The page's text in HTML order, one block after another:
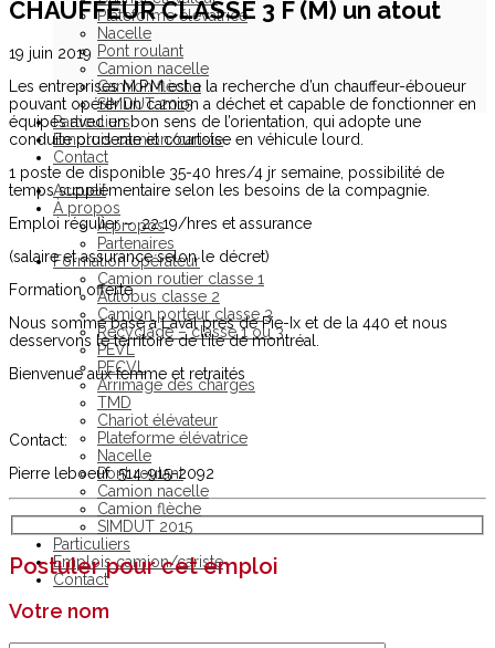
Plateforme élévatrice
Nacelle
Pont roulant
Camion nacelle
Camion flèche
SIMDUT 2015
Particuliers
Emplois camion/cariste
Contact
Accueil
À propos
À propos
Partenaires
Formation opérateur
Camion routier classe 1
Autobus classe 2
Camion porteur classe 3
Recyclage – classe 1 ou 3
PEVL
PECVL
Arrimage des charges
TMD
Chariot élévateur
Plateforme élévatrice
Nacelle
Pont roulant
Camion nacelle
Camion flèche
SIMDUT 2015
Particuliers
Emplois camion/cariste
Contact
CHAUFFEUR CLASSE 3 F (M) un atout
19 juin 2019
Les entreprises M.P.M est a la recherche d’un chauffeur-éboueur
pouvant opérer un camion a déchet et capable de fonctionner en
équipes avec un bon sens de l’orientation, qui adopte une
conduite prudente et courtoise en véhicule lourd.
1 poste de disponible 35-40 hres/4 jr semaine, possibilité de
temps supplémentaire selon les besoins de la compagnie.
Emploi régulier – 22.19/hres et assurance
(salaire et assurance selon le décret)
Formation offerte
Nous somme basé a Laval pres de Pie-Ix et de la 440 et nous
desservons le territoire de l’ile de montréal.
Bienvenue aux femme et retraités
Contact:
Pierre leboeuf 514-915-2092
Postuler pour cet emploi
Votre nom